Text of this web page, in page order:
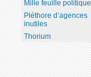
Mille feuille politique
Pléthore d’agences
inutiles
Thorium